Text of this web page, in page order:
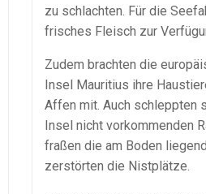
zu schlachten. Für die
frisches Fleisch zur
Zudem brachten die
Insel Mauritius ihre
Affen mit. Auch schleppten
Insel nicht vorkommenden
fraßen die am Boden
zerstörten die Nistplätze.